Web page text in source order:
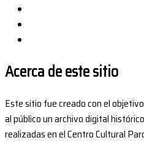
Acerca de este sitio
Este sitio fue creado con el
al público un archivo digital
realizadas en el Centro Cultural